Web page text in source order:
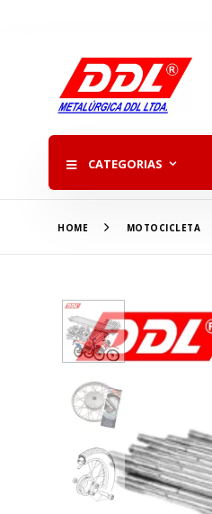
CATEGORIAS
HOME MOTOCICLETA